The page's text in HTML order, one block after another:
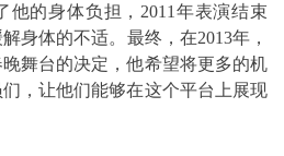
他的身体负担，2011年表演结束
身体的不适。最终，在2013年，
舞台的决定，他希望将更多的机
，让他们能够在这个平台上展现